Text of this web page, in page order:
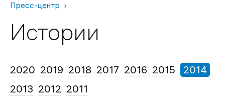
Пресс-центр
Истории
2020 2019 2018 2017 2016 2015 2014
2013 2012 2011